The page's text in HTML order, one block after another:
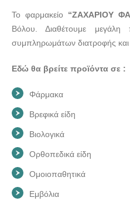
ΦΑΡΜΑΚΕΙΟ ΚΑΛΛΥΝΤΙΚΑ
ΖΑΧΑΡΙΟΥ ΦΑΝΗ -
ΖΑΧΑΡΙΟΥ ΦΑΝΗ -
ΖΑΧΑΡΙΟΥ ΦΑΝΗ -
ΦΑΡΜΑΚΕΙΟ ΚΑΛΛΥΝΤΙΚΑ
ΖΑΧΑΡΙΟΥ ΦΑΝΗ -
ΦΑΡΜΑΚΕΙΟ ΚΑΛΛΥΝΤΙΚΑ
ΦΑΡΜΑΚΕΙΟ ΚΑΛΛΥΝΤΙΚΑ
ΖΑΧΑΡΙΟΥ ΦΑΝΗ -
Το φαρμακείο “ΖΑΧΑΡΙΟΥ
Βόλου. Διαθέτουμε μεγάλη
συμπληρωμάτων διατροφής
Εδώ θα βρείτε προϊόντα σε :
Φάρμακα
Βρεφικά είδη
Βιολογικά
Ορθοπεδικά είδη
Ομοιοπαθητικά
Εμβόλια